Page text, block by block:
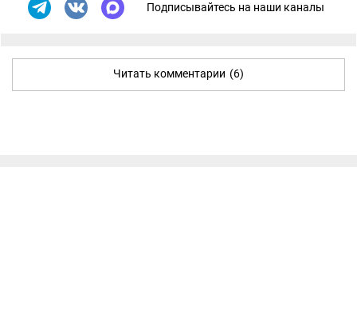
Подписывайтесь на наши каналы
Читать комментарии (6)